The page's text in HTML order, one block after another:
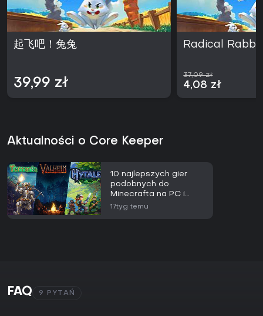
起飞吧！兔兔
39,99 zł
Radical
37,09 zł
4,08 zł
Aktualności o Core Keeper
10 najlepszych gier
podobnych do
Minecrafta na PC i
Steam w 2026 roku
17tyg temu
FAQ 9 PYTAŃ